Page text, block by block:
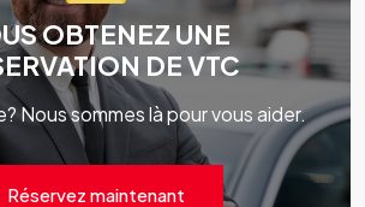
OBTENEZ UNE
DE VTC
Nous sommes là pour vous aider.
Réservez maintenant